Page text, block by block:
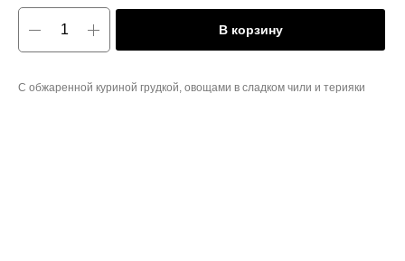
В корзину
С обжаренной куриной грудкой, овощами в сладком чили и терияки